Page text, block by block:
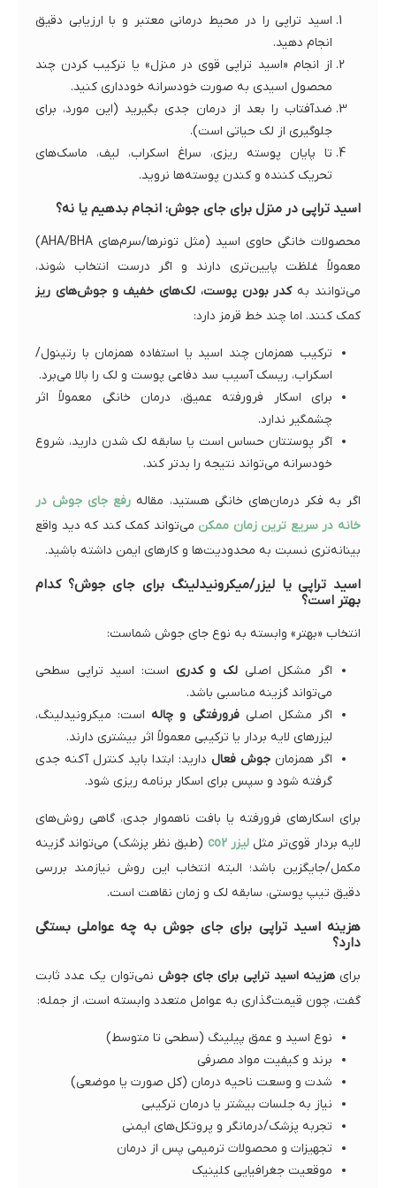
اسید تراپی را در محیط درمانی معتبر و با ارزیابی دقیق
انجام دهید.
از انجام «اسید تراپی قوی در منزل» یا ترکیب کردن چند
محصول اسیدی به صورت خودسرانه خودداری کنید.
ضدآفتاب را بعد از درمان جدی بگیرید (این مورد، برای
جلوگیری از لک حیاتی است).
تا پایان پوسته ریزی، سراغ اسکراب، لیف، ماسک‌های
تحریک کننده و کندن پوسته‌ها نروید.
اسید تراپی در منزل برای جای جوش: انجام بدهیم یا نه؟
محصولات خانگی حاوی اسید (مثل تونرها/سرم‌های AHA/BHA)
معمولاً غلظت پایین‌تری دارند و اگر درست انتخاب شوند،
می‌توانند بهکدر بودن پوست، لک‌های خفیف و جوش‌های ریز
کمک کنند. اما چند خط قرمز دارد:
ترکیب همزمان چند اسید یا استفاده همزمان با رتینول/
اسکراب، ریسک آسیب سد دفاعی پوست و لک را بالا می‌برد.
برای اسکار فرورفته عمیق، درمان خانگی معمولاً اثر
چشمگیر ندارد.
اگر پوستتان حساس است یا سابقه لک شدن دارید، شروع
خودسرانه می‌تواند نتیجه را بدتر کند.
اگر به فکر درمان‌های خانگی هستید، مقاله رفع جای جوش در
خانه در سریع ترین زمان ممکن می‌تواند کمک کند که دید واقع
بینانه‌تری نسبت به محدودیت‌ها و کارهای ایمن داشته باشید.
اسید تراپی یا لیزر/میکرونیدلینگ برای جای جوش؟ کدام
بهتر است؟
انتخاب «بهتر» وابسته به نوع جای جوش شماست:
اگر مشکل اصلی لک و کدری است: اسید تراپی سطحی
می‌تواند گزینه مناسبی باشد.
اگر مشکل اصلیفرورفتگی و چاله است: میکرونیدلینگ،
لیزرهای لایه بردار یا ترکیبی معمولاً اثر بیشتری دارند.
اگر همزمان جوش فعال دارید: ابتدا باید کنترل آکنه جدی
گرفته شود و سپس برای اسکار برنامه ریزی شود.
برای اسکارهای فرورفته یا بافت ناهموار جدی، گاهی روش‌های
لایه بردار قوی‌تر مثللیزر co2
(طبق نظر پزشک) می‌تواند گزینه
مکمل/جایگزین باشد؛ البته انتخاب این روش نیازمند بررسی
دقیق تیپ پوستی، سابقه لک و زمان نقاهت است.
هزینه اسید تراپی برای جای جوش به چه عواملی بستگی
دارد؟
برای هزینه اسید تراپی برای جای جوش نمی‌توان یک عدد ثابت
گفت، چون قیمت‌گذاری به عوامل متعدد وابسته است، از جمله:
نوع اسید و عمق پیلینگ (سطحی تا متوسط)
برند و کیفیت مواد مصرفی
شدت و وسعت ناحیه درمان (کل صورت یا موضعی)
نیاز به جلسات بیشتر یا درمان ترکیبی
تجربه پزشک/درمانگر و پروتکل‌های ایمنی
تجهیزات و محصولات ترمیمی پس از درمان
موقعیت جغرافیایی کلینیک